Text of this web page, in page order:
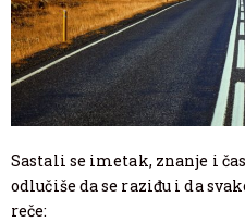
Sastali se imetak, znanje i
odlučiše da se raziđu i da
reče: